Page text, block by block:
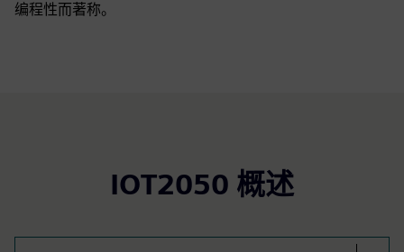
编程性而著称。
IOT2050 概述